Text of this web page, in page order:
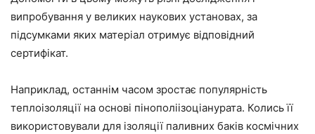
випробування у великих наукових установах, за
підсумками яких матеріал отримує відповідний
сертифікат.
Наприклад, останнім часом зростає популярність
теплоізоляції на основі пінополіізоціанурата. Колись її
використовували для ізоляції паливних баків космічних